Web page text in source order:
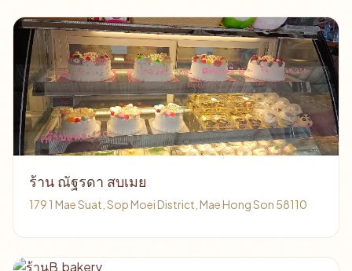
ร้าน ณัฐรดา สบเมย
179 1 Mae Suat, Sop Moei District, Mae Hong Son 58110